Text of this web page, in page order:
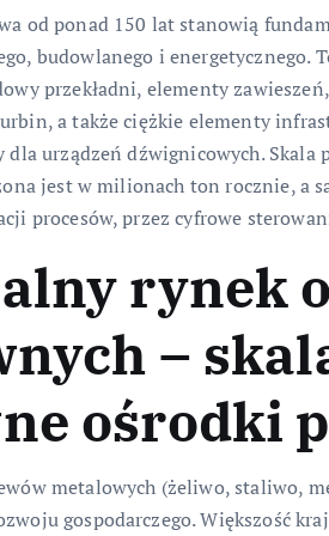
od ponad 150 lat stanowią
budowlanego i energetycznego.
przekładni, elementy
a także ciężkie elementy
dla urządzeń dźwignicowych.
jest w milionach ton rocznie, a
procesów, przez cyfrowe
rynek
–
ośrodki
metalowych (żeliwo, staliwo,
gospodarczego. Większość